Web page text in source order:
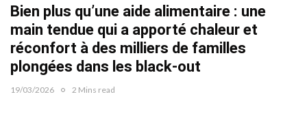
Bien plus qu’une aide alimentaire : une
main tendue qui a apporté chaleur et
réconfort à des milliers de familles
plongées dans les black-out
19/03/2026 2 Mins read